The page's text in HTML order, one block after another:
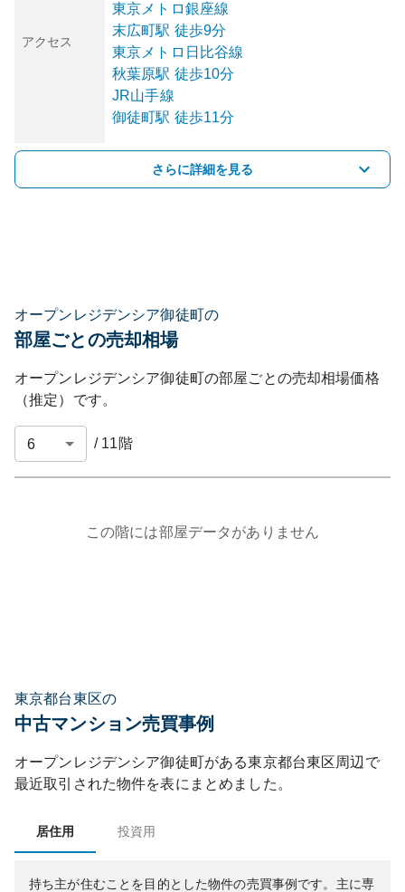
アクセス
東京メトロ銀座線
末広町駅 徒歩9分
東京メトロ日比谷線
秋葉原駅 徒歩10分
JR山手線
御徒町駅 徒歩11分
さらに詳細を見る
オープンレジデンシア御徒町の
部屋ごとの売却相場
オープンレジデンシア御徒町の部屋ごとの売却相場価格
（推定）です。
/ 11 階
この階には部屋データがありません
東京都台東区の
中古マンション売買事例
オープンレジデンシア御徒町がある東京都台東区周辺で
最近取引された物件を表にまとめました。
居住用 投資用
持ち主が住むことを目的とした物件の売買事例です。 主に専